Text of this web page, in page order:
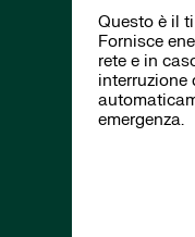
Questo è il
Fornisce
rete e in
interruzione
emergenza.